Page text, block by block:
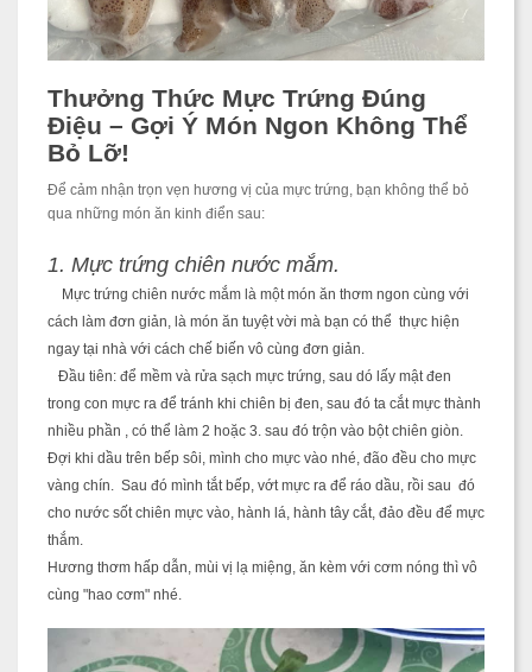
Thưởng Thức Mực Trứng Đúng
Điệu – Gợi Ý Món Ngon Không Thể
Bỏ Lỡ!
Để cảm nhận trọn vẹn hương vị của mực trứng, bạn không thể bỏ
qua những món ăn kinh điển sau:
1. Mực trứng chiên nước mắm.
Mực trứng chiên nước mắm là một món ăn thơm ngon cùng với
cách làm đơn giản, là món ăn tuyệt vời mà bạn có thể thực hiện
ngay tại nhà với cách chế biến vô cùng đơn giản.
Đầu tiên: để mềm và rửa sạch mực trứng, sau dó lấy mật đen
trong con mực ra để tránh khi chiên bị đen, sau đó ta cắt mực thành
nhiều phần , có thể làm 2 hoặc 3. sau đó trộn vào bột chiên giòn.
Đợi khi dầu trên bếp sôi, mình cho mực vào nhé, đão đều cho mực
vàng chín. Sau đó mình tắt bếp, vớt mực ra để ráo dầu, rồi sau đó
cho nước sốt chiên mực vào, hành lá, hành tây cắt, đảo đều để mực
thắm.
Hương thơm hấp dẫn, mùi vị lạ miệng, ăn kèm với cơm nóng thì vô
cùng "hao cơm" nhé.